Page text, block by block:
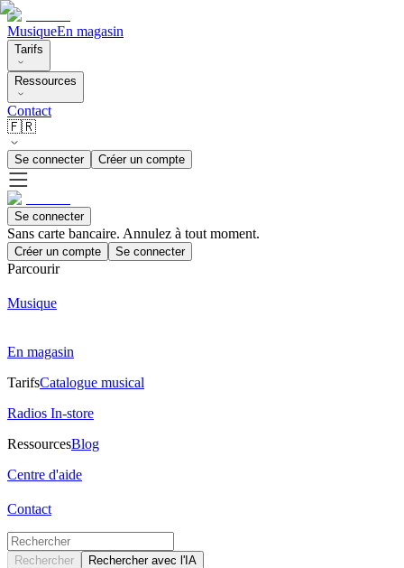
MusiqueEn magasin
Tarifs
Ressources
Contact
🇫🇷
Se connecter Créer un compte
Se connecter
Sans carte bancaire. Annulez à tout moment.
Créer un compte Se connecter
Parcourir
Musique
En magasin
TarifsCatalogue musical
Radios In-store
RessourcesBlog
Centre d'aide
Contact
Rechercher Rechercher avec l'IA